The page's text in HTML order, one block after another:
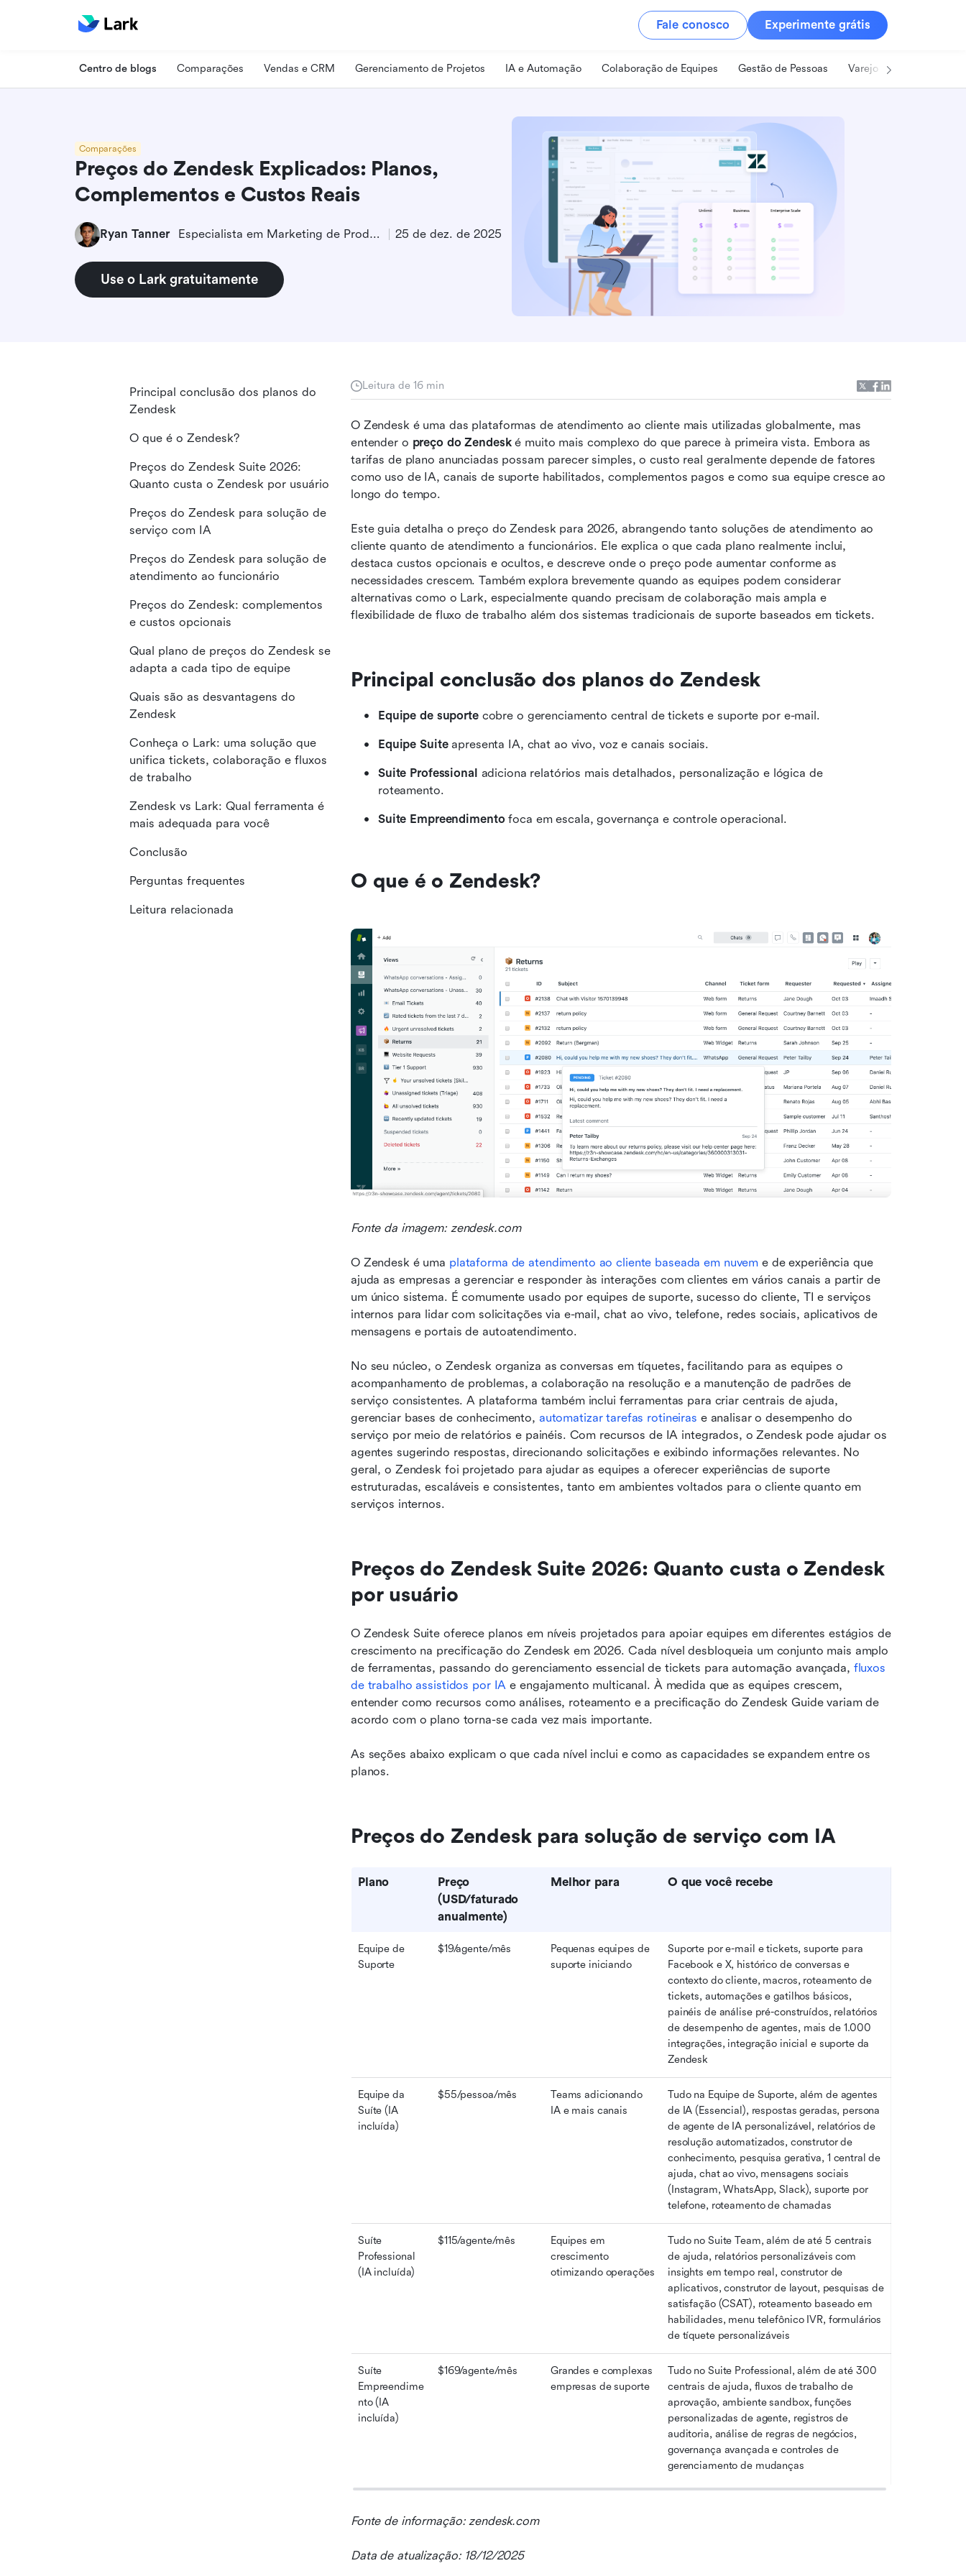
Fale conosco Experimente grátis
Centro de blogs Comparações Vendas e CRM Gerenciamento de Projetos IA e Automação Colaboração de Equipes Gestão de Pessoas Varejo
Comparações
Preços do Zendesk Explicados: Planos,
Complementos e Custos Reais
Ryan Tanner Especialista em Marketing de Produto 25 de dez. de 2025
Use o Lark gratuitamente
Leitura de 16 min
O Zendesk é uma das plataformas de atendimento ao cliente mais utilizadas globalmente, mas
entender o preço do Zendesk é muito mais complexo do que parece à primeira vista. Embora as
tarifas de plano anunciadas possam parecer simples, o custo real geralmente depende de fatores
como uso de IA, canais de suporte habilitados, complementos pagos e como sua equipe cresce ao
longo do tempo.
Este guia detalha o preço do Zendesk para 2026, abrangendo tanto soluções de atendimento ao
cliente quanto de atendimento a funcionários. Ele explica o que cada plano realmente inclui,
destaca custos opcionais e ocultos, e descreve onde o preço pode aumentar conforme as
necessidades crescem. Também explora brevemente quando as equipes podem considerar
alternativas como o Lark, especialmente quando precisam de colaboração mais ampla e
flexibilidade de fluxo de trabalho além dos sistemas tradicionais de suporte baseados em tickets.
Principal conclusão dos planos do Zendesk
Equipe de suporte cobre o gerenciamento central de tickets e suporte por e-mail.
Equipe Suite apresenta IA, chat ao vivo, voz e canais sociais.
Suite Professional adiciona relatórios mais detalhados, personalização e lógica de
roteamento.
Suite Empreendimento foca em escala, governança e controle operacional.
O que é o Zendesk?
Fonte da imagem: zendesk.com
O Zendesk é uma plataforma de atendimento ao cliente baseada em nuvem e de experiência que
ajuda as empresas a gerenciar e responder às interações com clientes em vários canais a partir de
um único sistema. É comumente usado por equipes de suporte, sucesso do cliente, TI e serviços
internos para lidar com solicitações via e-mail, chat ao vivo, telefone, redes sociais, aplicativos de
mensagens e portais de autoatendimento.
No seu núcleo, o Zendesk organiza as conversas em tíquetes, facilitando para as equipes o
acompanhamento de problemas, a colaboração na resolução e a manutenção de padrões de
serviço consistentes. A plataforma também inclui ferramentas para criar centrais de ajuda,
gerenciar bases de conhecimento, automatizar tarefas rotineiras e analisar o desempenho do
serviço por meio de relatórios e painéis. Com recursos de IA integrados, o Zendesk pode ajudar os
agentes sugerindo respostas, direcionando solicitações e exibindo informações relevantes. No
geral, o Zendesk foi projetado para ajudar as equipes a oferecer experiências de suporte
estruturadas, escaláveis e consistentes, tanto em ambientes voltados para o cliente quanto em
serviços internos.
Preços do Zendesk Suite 2026: Quanto custa o Zendesk
por usuário
O Zendesk Suite oferece planos em níveis projetados para apoiar equipes em diferentes estágios de
crescimento na precificação do Zendesk em 2026. Cada nível desbloqueia um conjunto mais amplo
de ferramentas, passando do gerenciamento essencial de tickets para automação avançada, fluxos
de trabalho assistidos por IA e engajamento multicanal. À medida que as equipes crescem,
entender como recursos como análises, roteamento e a precificação do Zendesk Guide variam de
acordo com o plano torna-se cada vez mais importante.
As seções abaixo explicam o que cada nível inclui e como as capacidades se expandem entre os
planos.
Preços do Zendesk para solução de serviço com IA
Plano
Preço
(USD/faturado
anualmente)
Melhor para O que você recebe
Equipe de
Suporte
$19/agente/mês
Pequenas equipes de
suporte iniciando
Suporte por e-mail e tickets, suporte para
Facebook e X, histórico de conversas e
contexto do cliente, macros, roteamento de
tickets, automações e gatilhos básicos,
painéis de análise pré-construídos, relatórios
de desempenho de agentes, mais de 1.000
integrações, integração inicial e suporte da
Zendesk
Equipe da
Suíte (IA
incluída)
$55/pessoa/mês
Teams adicionando
IA e mais canais
Tudo na Equipe de Suporte, além de agentes
de IA (Essencial), respostas geradas, persona
de agente de IA personalizável, relatórios de
resolução automatizados, construtor de
conhecimento, pesquisa gerativa, 1 central de
ajuda, chat ao vivo, mensagens sociais
(Instagram, WhatsApp, Slack), suporte por
telefone, roteamento de chamadas
Suíte
Professional
(IA incluída)
$115/agente/mês
Equipes em
crescimento
otimizando operações
Tudo no Suite Team, além de até 5 centrais
de ajuda, relatórios personalizáveis com
insights em tempo real, construtor de
aplicativos, construtor de layout, pesquisas de
satisfação (CSAT), roteamento baseado em
habilidades, menu telefônico IVR, formulários
de tíquete personalizáveis
Suíte
Empreendime
nto (IA
incluída)
$169/agente/mês
Grandes e complexas
empresas de suporte
Tudo no Suite Professional, além de até 300
centrais de ajuda, fluxos de trabalho de
aprovação, ambiente sandbox, funções
personalizadas de agente, registros de
auditoria, análise de regras de negócios,
governança avançada e controles de
gerenciamento de mudanças
Fonte de informação: zendesk.com
Data de atualização: 18/12/2025
Principal conclusão dos planos do
Zendesk
O que é o Zendesk?
Preços do Zendesk Suite 2026:
Quanto custa o Zendesk por usuário
Preços do Zendesk para solução de
serviço com IA
Preços do Zendesk para solução de
atendimento ao funcionário
Preços do Zendesk: complementos
e custos opcionais
Qual plano de preços do Zendesk se
adapta a cada tipo de equipe
Quais são as desvantagens do
Zendesk
Conheça o Lark: uma solução que
unifica tickets, colaboração e fluxos
de trabalho
Zendesk vs Lark: Qual ferramenta é
mais adequada para você
Conclusão
Perguntas frequentes
Leitura relacionada